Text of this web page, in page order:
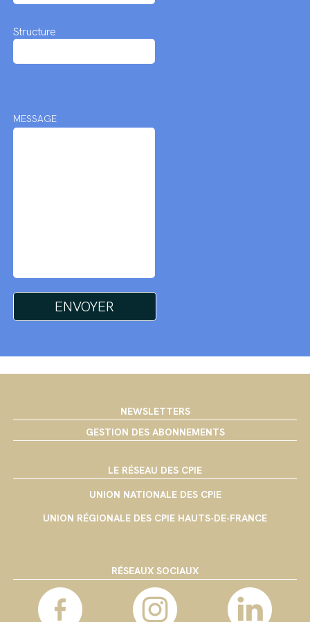
Structure
MESSAGE
NEWSLETTERS
GESTION DES ABONNEMENTS
LE RÉSEAU DES CPIE
UNION NATIONALE DES CPIE
UNION RÉGIONALE DES CPIE HAUTS-DE-FRANCE
RÉSEAUX SOCIAUX